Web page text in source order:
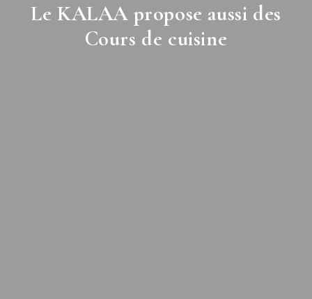
Le KALAA propose aussi des
Cours de cuisine